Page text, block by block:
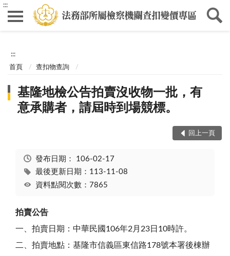
:::
:::
首頁 查扣物查詢
基隆地檢公告拍賣沒收物一批，有
意承購者，請屆時到場競標。
回上一頁
發布日期： 106-02-17
最後更新日期：113-11-08
資料點閱次數：7865
拍賣公告
一、拍賣日期：中華民國106年2月23日10時許。
二、拍賣地點：基隆市信義區東信路178號本署後棟辦